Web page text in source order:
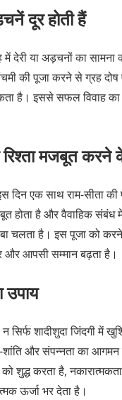
दूर होती हैं
में देरी या अड़चनों का सामना
की पूजा करने से ग्रह
है। इससे सफल विवाह का
रिश्‍ता मजबूत करने
इस दिन एक साथ राम-सीता
होता है और वैवाहिक संबंध
चलता है। इस पूजा को
और आपसी सम्‍मान बढ़ता है।
सिर्फ शादीशुदा जिंदगी में
और संपन्‍नता का आगमन
शुद्ध करता है,
ऊर्जा भर देता है।